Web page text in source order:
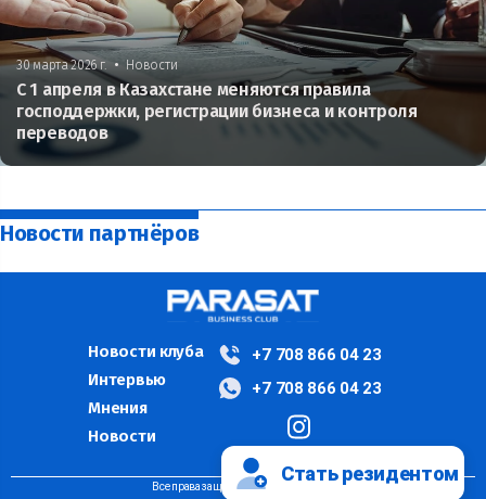
30 марта 2026 г. • Новости
С 1 апреля в Казахстане меняются правила
господдержки, регистрации бизнеса и контроля
переводов
Новости партнёров
Новости клуба
Интервью
Мнения
Новости
+7 708 866 04 23
+7 708 866 04 23
Все права защищены ©PARASAT, 2024
Стать резидентом